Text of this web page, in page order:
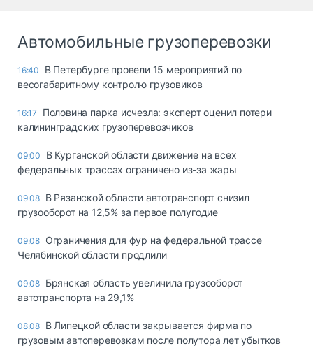
Автомобильные грузоперевозки
16:40
В Петербурге провели 15 мероприятий по
весогабаритному контролю грузовиков
16:17
Половина парка исчезла: эксперт оценил потери
калининградских грузоперевозчиков
09:00
В Курганской области движение на всех
федеральных трассах ограничено из-за жары
09.08 В Рязанской области автотранспорт снизил
грузооборот на 12,5% за первое полугодие
09.08 Ограничения для фур на федеральной трассе
Челябинской области продлили
09.08 Брянская область увеличила грузооборот
автотранспорта на 29,1%
08.08 В Липецкой области закрывается фирма по
грузовым автоперевозкам после полутора лет убытков